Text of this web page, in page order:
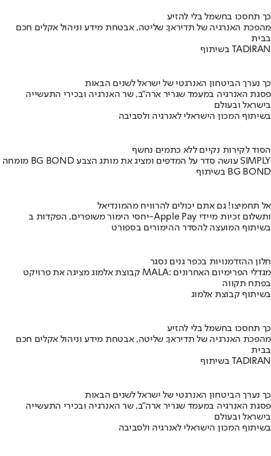
כך תחסכו בחשמל בלי להזיע
מהפכת האנרגיה של תדיראן: שליטה, אבטחת מידע וניהול אקלים חכם
בבית
בשיתוף TADIRAN
כך נערך הביטחון האנרגטי של ישראל לשנים הבאות
פסגת האנרגיה במעמד שגריר ארה"ב, שר האנרגיה ובכירי התעשייה
בישראל ובעולם
בשיתוף המכון הישראלי לאנרגיה ולסביבה
הסוד לקירות נקיים ללא כתמים נחשף
מומחה BG BOND עושה סדר על המדפים ומציג את מותג הצבע SIMPLY
בשיתוף BG BOND
אל תחמיצו! גם אתם יכולים להרוויח מהמונדיאל
יחסי הימור משופרים, הפקדות ב-Apple Pay ותשלום זכיות מיידי
בשיתוף המועצה להסדר ההימורים בספורט
חלון ההזדמנויות בכפר גנים נסגר
קבוצת אלמוג מציגה את פרויקט MALA: מגדלי הפרימיום האחרונים
בפתח תקווה
בשיתוף קבוצת אלמוג
כך תחסכו בחשמל בלי להזיע
מהפכת האנרגיה של תדיראן: שליטה, אבטחת מידע וניהול אקלים חכם
בבית
בשיתוף TADIRAN
כך נערך הביטחון האנרגטי של ישראל לשנים הבאות
פסגת האנרגיה במעמד שגריר ארה"ב, שר האנרגיה ובכירי התעשייה
בישראל ובעולם
בשיתוף המכון הישראלי לאנרגיה ולסביבה